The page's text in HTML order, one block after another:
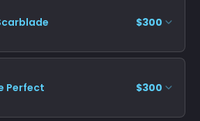
$300
Perfect $300